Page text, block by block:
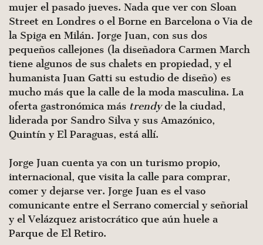
mujer el pasado jueves. Nada que ver con Sloan
Street en Londres o el Borne en Barcelona o Via de
la Spiga en Milán. Jorge Juan, con sus dos
pequeños callejones (la diseñadora Carmen March
tiene algunos de sus chalets en propiedad, y el
humanista Juan Gatti su estudio de diseño) es
mucho más que la calle de la moda masculina. La
oferta gastronómica más trendyde la ciudad,
liderada por Sandro Silva y sus Amazónico,
Quintín y El Paraguas, está allí.
Jorge Juan cuenta ya con un turismo propio,
internacional, que visita la calle para comprar,
comer y dejarse ver. Jorge Juan es el vaso
comunicante entre el Serrano comercial y señorial
y el Velázquez aristocrático que aún huele a
Parque de El Retiro.